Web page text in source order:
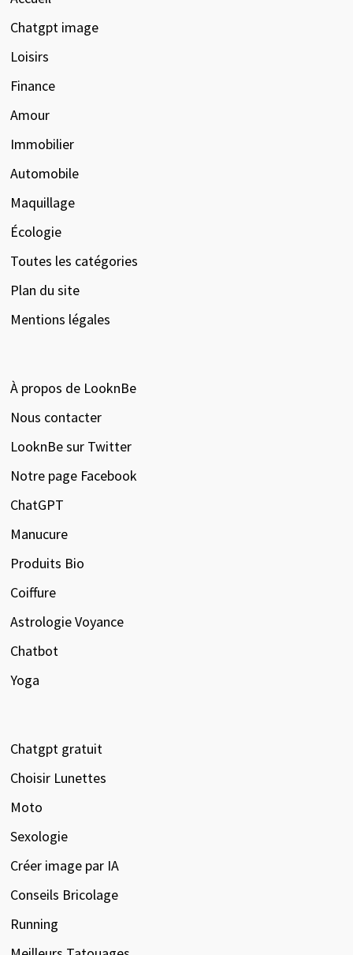
Chatgpt image
Loisirs
Finance
Amour
Immobilier
Automobile
Maquillage
Écologie
Toutes les catégories
Plan du site
Mentions légales
À propos de LooknBe
Nous contacter
LooknBe sur Twitter
Notre page Facebook
ChatGPT
Manucure
Produits Bio
Coiffure
Astrologie Voyance
Chatbot
Yoga
Chatgpt gratuit
Choisir Lunettes
Moto
Sexologie
Créer image par IA
Conseils Bricolage
Running